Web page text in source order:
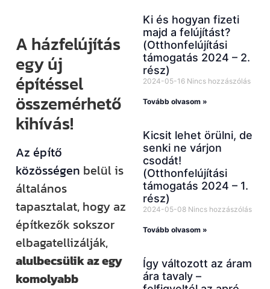
A házfelújítás
egy új
építéssel
összemérhető
kihívás!
Az építő
közösségen belül is
általános
tapasztalat, hogy az
építkezők sokszor
elbagatellizálják,
alulbecsülik az egy
komolyabb
Ki és hogyan fizeti
majd a felújítást?
(Otthonfelújítási
támogatás 2024 – 2.
rész)
2024-05-16 Nincs hozzászólás
Tovább olvasom »
Kicsit lehet örülni, de
senki ne várjon
csodát!
(Otthonfelújítási
támogatás 2024 – 1.
rész)
2024-05-08 Nincs hozzászólás
Tovább olvasom »
Így változott az áram
ára tavaly –